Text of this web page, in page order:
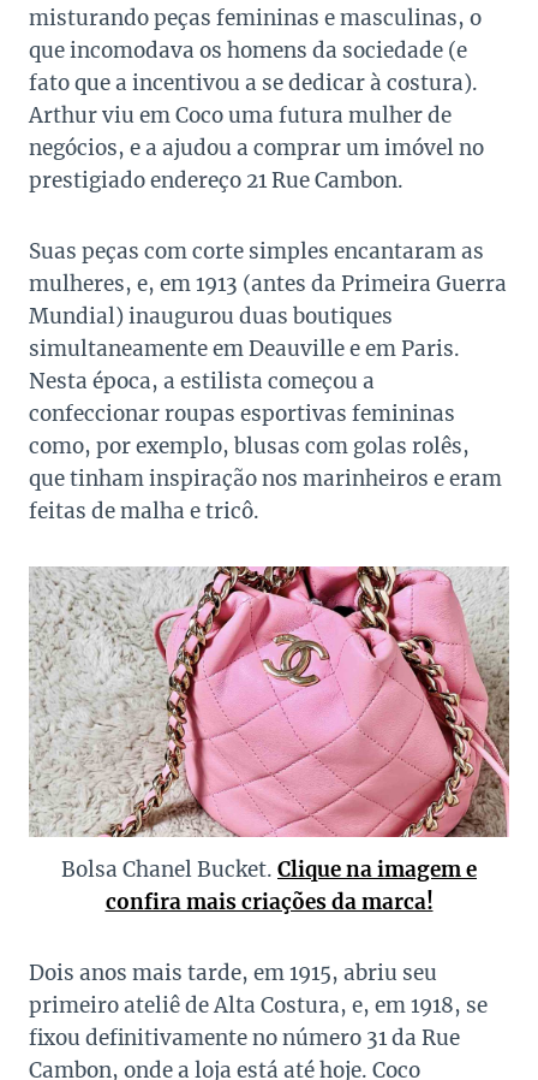
misturando peças femininas e masculinas, o
que incomodava os homens da sociedade (e
fato que a incentivou a se dedicar à costura).
Arthur viu em Coco uma futura mulher de
negócios, e a ajudou a comprar um imóvel no
prestigiado endereço 21 Rue Cambon.
Suas peças com corte simples encantaram as
mulheres, e, em 1913 (antes da Primeira Guerra
Mundial) inaugurou duas boutiques
simultaneamente em Deauville e em Paris.
Nesta época, a estilista começou a
confeccionar roupas esportivas femininas
como, por exemplo, blusas com golas rolês,
que tinham inspiração nos marinheiros e eram
feitas de malha e tricô.
Bolsa Chanel Bucket. Clique na imagem e
confira mais criações da marca!
Dois anos mais tarde, em 1915, abriu seu
primeiro ateliê de Alta Costura, e, em 1918, se
fixou definitivamente no número 31 da Rue
Cambon, onde a loja está até hoje. Coco